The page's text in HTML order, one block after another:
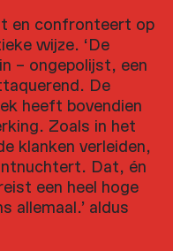
en confronteert op
wijze. ‘De
– ongepolijst, een
De
heeft bovendien
Zoals in het
klanken verleiden,
Dat, én
een heel hoge
allemaal.’ aldus